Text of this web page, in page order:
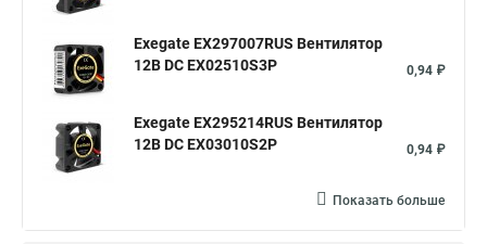
Exegate EX297007RUS Вентилятор
12В DC EX02510S3P
0,94 ₽
Exegate EX295214RUS Вентилятор
12В DC EX03010S2P
0,94 ₽
Показать больше